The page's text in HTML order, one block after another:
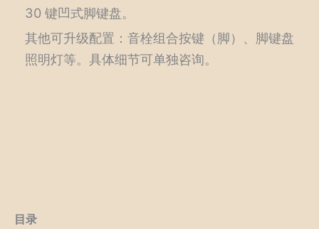
目录
30 键凹式脚键盘。
其他可升级配置：音栓组合按键（脚）、脚键盘
照明灯等。具体细节可单独咨询。